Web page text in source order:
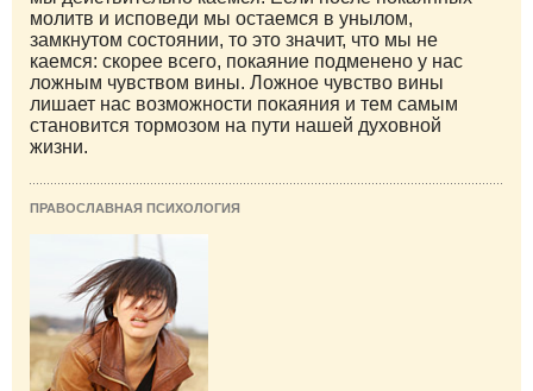
молитв и исповеди мы остаемся в унылом,
замкнутом состоянии, то это значит, что мы не
каемся: скорее всего, покаяние подменено у нас
ложным чувством вины. Ложное чувство вины
лишает нас возможности покаяния и тем самым
становится тормозом на пути нашей духовной
жизни.
ПРАВОСЛАВНАЯ ПСИХОЛОГИЯ